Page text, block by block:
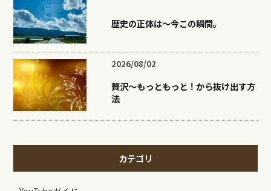
歴史の正体は〜今この瞬間。
2026/08/02
贅沢〜もっともっと！から抜け出す方
法
カテゴリ